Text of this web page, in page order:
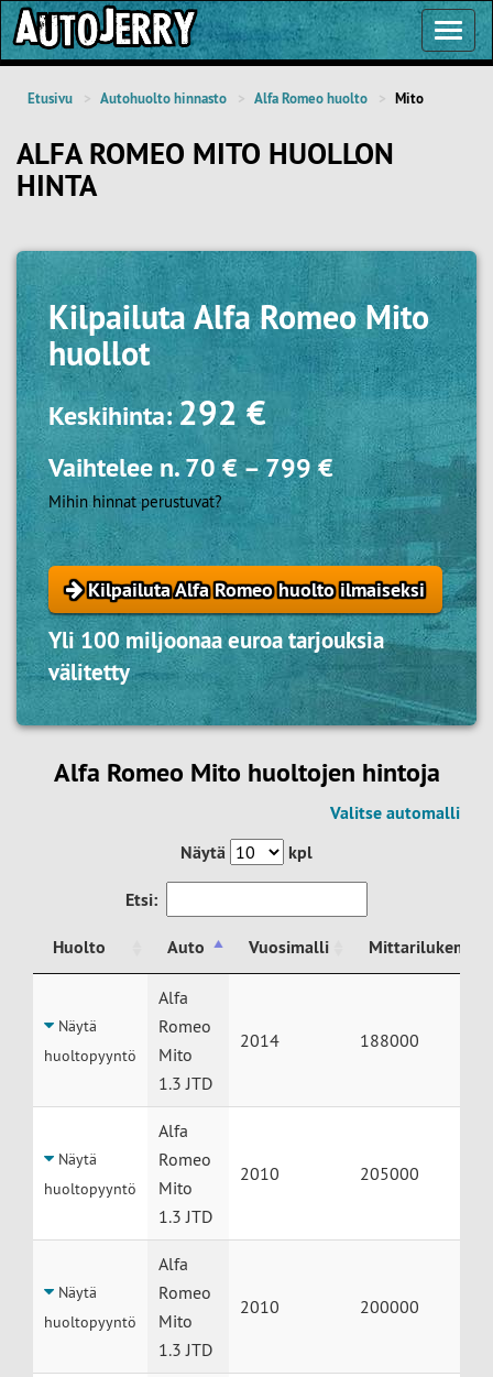
Etusivu Autohuolto hinnasto Alfa Romeo huolto Mito
ALFA ROMEO MITO HUOLLON
HINTA
Kilpailuta Alfa Romeo Mito
huollot
Keskihinta:292 €
Vaihtelee n.70 €–799 €
Mihin hinnat perustuvat?
Kilpailuta Alfa Romeo huolto ilmaiseksi
Yli 100 miljoonaa euroa tarjouksia
välitetty
Alfa Romeo Mito huoltojen hintoja
Valitse automalli
Näytä
kpl
Etsi:
Huolto Auto Vuosimalli
Mittarilukema
Auto
Näytä
huoltopyyntö
Alfa
Romeo
Mito
1.3 JTD
2014 188000
Näytä
huoltopyyntö
Alfa
Romeo
Mito
1.3 JTD
2010 205000
Näytä
huoltopyyntö
Alfa
Romeo
Mito
1.3 JTD
2010 200000